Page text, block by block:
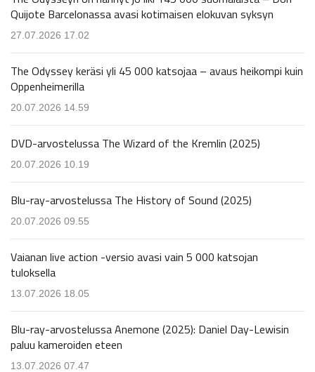
Quijote Barcelonassa avasi kotimaisen elokuvan syksyn
27.07.2026 17.02
The Odyssey keräsi yli 45 000 katsojaa – avaus heikompi kuin
Oppenheimerilla
20.07.2026 14.59
DVD-arvostelussa The Wizard of the Kremlin (2025)
20.07.2026 10.19
Blu-ray-arvostelussa The History of Sound (2025)
20.07.2026 09.55
Vaianan live action -versio avasi vain 5 000 katsojan
tuloksella
13.07.2026 18.05
Blu-ray-arvostelussa Anemone (2025): Daniel Day-Lewisin
paluu kameroiden eteen
13.07.2026 07.47